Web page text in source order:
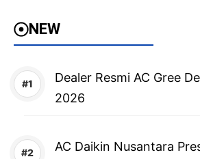
NEW
Dealer Resmi AC Gree
2026
AC Daikin Nusantara